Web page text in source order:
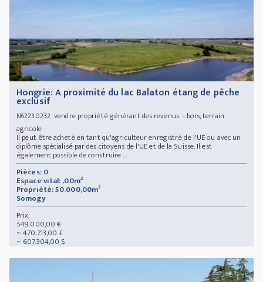
Hongrie: A proximité du lac Balaton étang de pêche
exclusif
N62230232vendre propriété générant des revenus - bois, terrain
agricole
Il peut être acheté en tant qu'agriculteur enregistré de l'UE ou avec un
diplôme spécialisé par des citoyens de l'UE et de la Suisse. Il est
également possible de construire ...
Pièces: 0
Espace vital: ,00m²
Propriété: 50.000,00m²
Somogy
Prix:
549.000,00 €
~ 470.713,00 £
~ 607.304,00 $